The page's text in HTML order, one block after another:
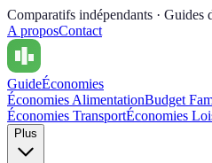
Comparatifs indépendants · Guides
A proposContact
GuideÉconomies
Économies AlimentationBudget
Économies TransportÉconomies
Plus